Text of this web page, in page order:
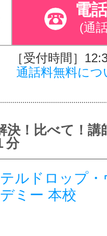
電
(通
［受付時間］
通話料無料につ
決！比べて！講
分
ルドロップ
ミー 本校